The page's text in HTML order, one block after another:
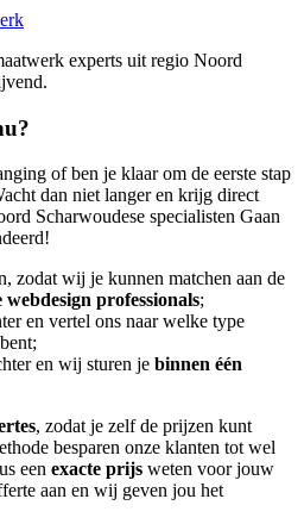
experts uit regio Noord
of ben je klaar om de eerste stap
dan niet langer en krijg direct
Scharwoudese specialisten Gaan
zodat wij je kunnen matchen aan de
professionals;
en vertel ons naar welke type
en wij sturen je binnen één
, zodat je zelf de prijzen kunt
besparen onze klanten tot wel
een exacte prijs weten voor jouw
aan en wij geven jou het